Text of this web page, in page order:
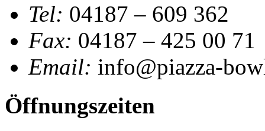
Tel: 04187 – 609 362
Fax: 04187 – 425 00 71
Email: info@piazza-
Öffnungszeiten